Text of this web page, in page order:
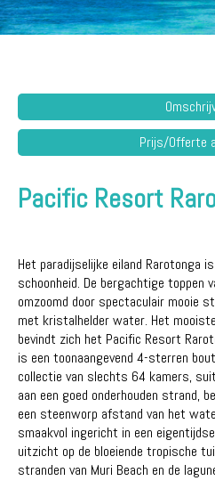
Prijs/Offerte
Pacific Resort
Het paradijselijke eiland Rarotonga
schoonheid. De bergachtige toppen
omzoomd door spectaculair mooie
met kristalhelder water. Het
bevindt zich het Pacific Resort
is een toonaangevend 4-sterren
collectie van slechts 64 kamers,
aan een goed onderhouden strand,
een steenworp afstand van het
smaakvol ingericht in een
uitzicht op de bloeiende tropische
stranden van Muri Beach en de